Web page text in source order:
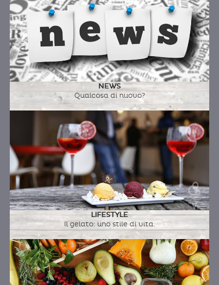
NEWS
Qualcosa di nuovo?
LIFESTYLE
Il gelato: uno stile di vita.